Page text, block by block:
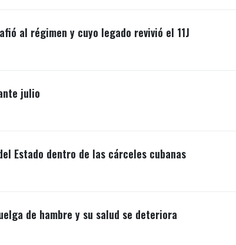
al régimen y cuyo legado revivió el 11J
julio
Estado dentro de las cárceles cubanas
de hambre y su salud se deteriora